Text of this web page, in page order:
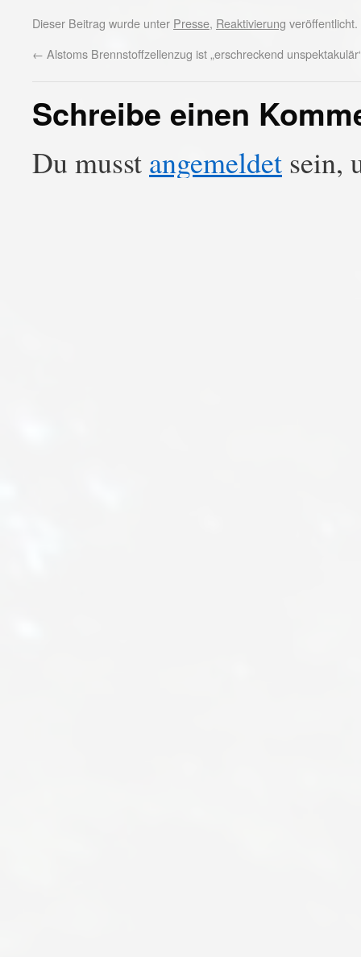
Dieser Beitrag wurde unter Presse, Reaktivierung
← Alstoms Brennstoffzellenzug ist „erschreckend
Schreibe einen
Du musst angemeldet sein,